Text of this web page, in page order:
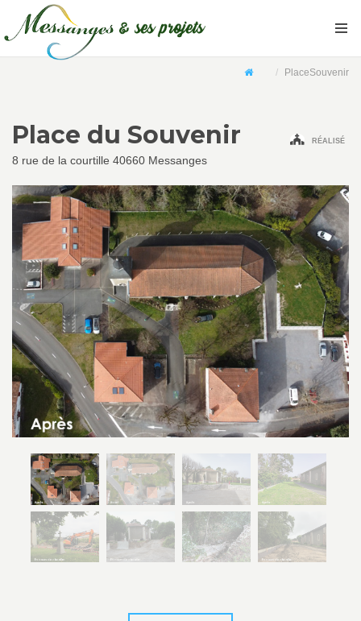
PlaceSouvenir
Place du Souvenir
8 rue de la courtille 40660 Messanges
RÉALISÉ